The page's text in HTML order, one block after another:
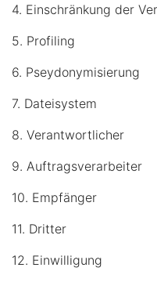
4. Einschränkung der
5. Profiling
6. Pseydonymisierung
7. Dateisystem
8. Verantwortlicher
9. Auftragsverarbeiter
10. Empfänger
11. Dritter
12. Einwilligung